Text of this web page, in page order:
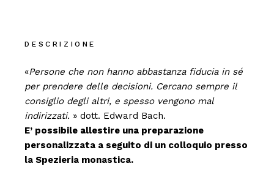
DESCRIZIONE
«Persone che non hanno abbastanza fiducia in sé
per prendere delle decisioni. Cercano sempre il
consiglio degli altri, e spesso vengono mal
indirizzati. » dott. Edward Bach.
E’ possibile allestire una preparazione
personalizzata a seguito di un colloquio presso
la Spezieria monastica.